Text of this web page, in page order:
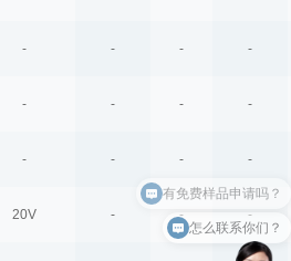
- - - -
- - - -
- - - -
20V - - -
怎么联系你们？